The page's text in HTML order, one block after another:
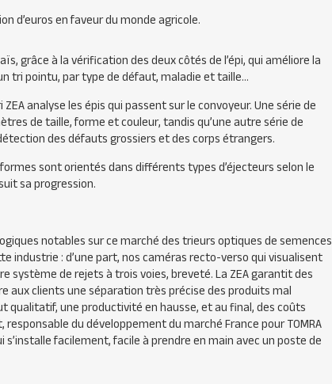
d’euros en faveur du monde agricole.
grâce à la vérification des deux côtés de l’épi, qui améliore la
tri pointu, par type de défaut, maladie et taille…
analyse les épis qui passent sur le convoyeur. Une série de
de taille, forme et couleur, tandis qu’une autre série de
des défauts grossiers et des corps étrangers.
sont orientés dans différents types d’éjecteurs selon le
sa progression.
notables sur ce marché des trieurs optiques de semences
industrie : d’une part, nos caméras recto-verso qui visualisent
système de rejets à trois voies, breveté. La ZEA garantit des
aux clients une séparation très précise des produits mal
une productivité en hausse, et au final, des coûts
responsable du développement du marché France pour TOMRA
s’installe facilement, facile à prendre en main avec un poste de